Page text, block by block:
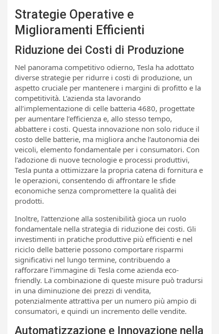
Strategie Operative e
Miglioramenti Efficienti
Riduzione dei Costi di Produzione
Nel panorama competitivo odierno, Tesla ha adottato
diverse strategie per ridurre i costi di produzione, un
aspetto cruciale per mantenere i margini di profitto e la
competitività. L’azienda sta lavorando
all’implementazione di celle batteria 4680, progettate
per aumentare l’efficienza e, allo stesso tempo,
abbattere i costi. Questa innovazione non solo riduce il
costo delle batterie, ma migliora anche l’autonomia dei
veicoli, elemento fondamentale per i consumatori. Con
l’adozione di nuove tecnologie e processi produttivi,
Tesla punta a ottimizzare la propria catena di fornitura e
le operazioni, consentendo di affrontare le sfide
economiche senza compromettere la qualità dei
prodotti.
Inoltre, l’attenzione alla sostenibilità gioca un ruolo
fondamentale nella strategia di riduzione dei costi. Gli
investimenti in pratiche produttive più efficienti e nel
riciclo delle batterie possono comportare risparmi
significativi nel lungo termine, contribuendo a
rafforzare l’immagine di Tesla come azienda eco-
friendly. La combinazione di queste misure può tradursi
in una diminuzione dei prezzi di vendita,
potenzialmente attrattiva per un numero più ampio di
consumatori, e quindi un incremento delle vendite.
Automatizzazione e Innovazione nella